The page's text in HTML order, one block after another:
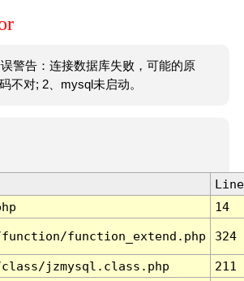
警告：连接数据库失败，可能的原
不对; 2、mysql未启动。
Line
14
function_extend.php 324
jzmysql.class.php
211